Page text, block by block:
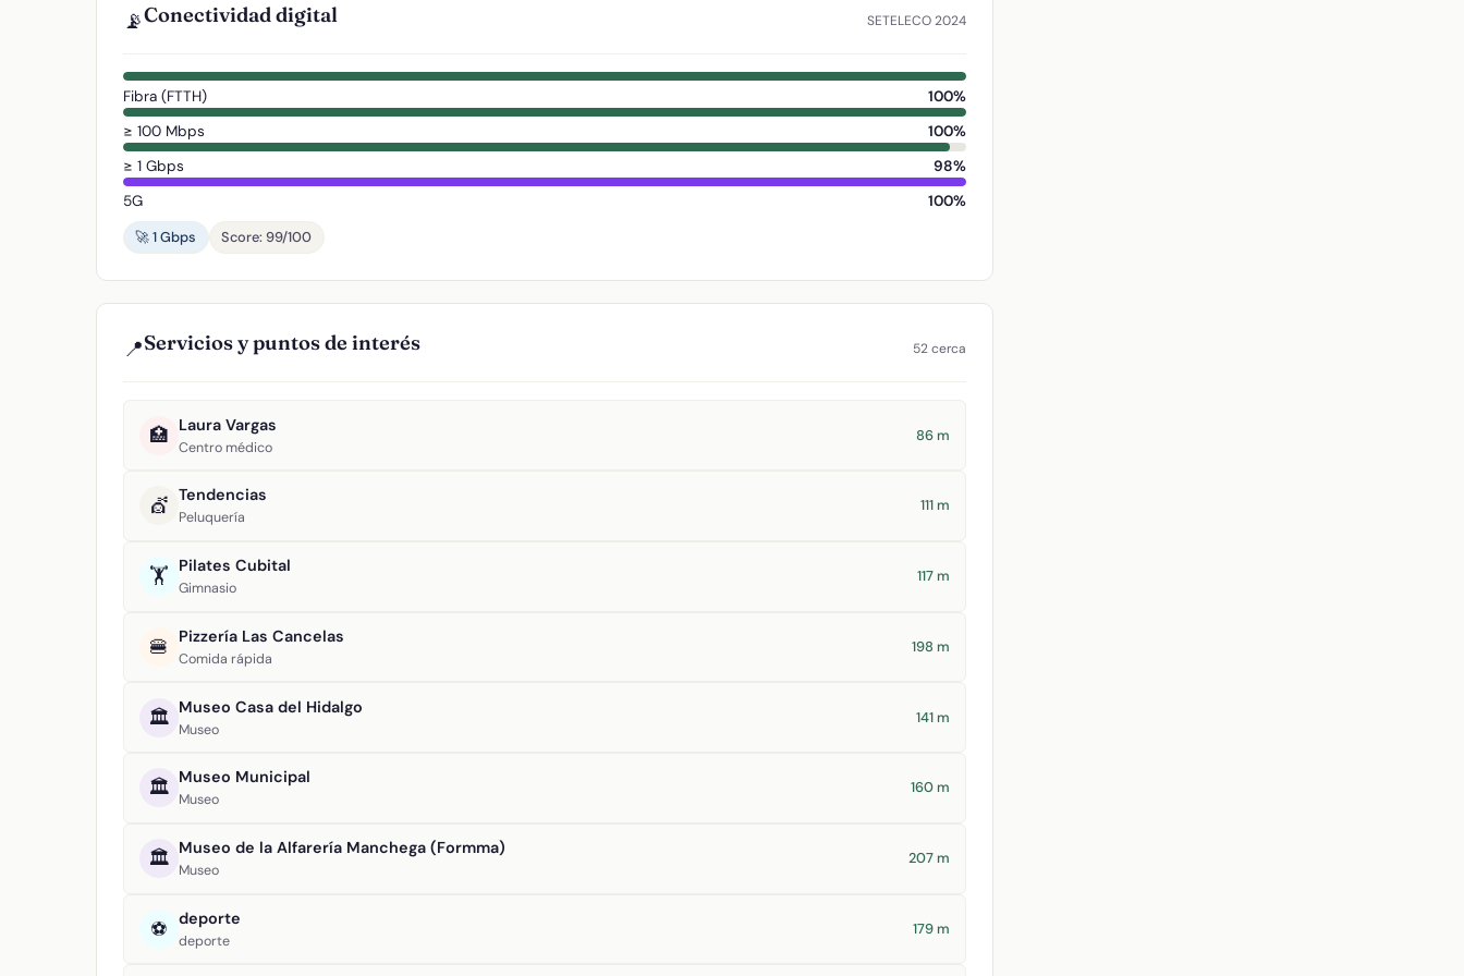
📡Conectividad digital SETELECO 2024
Fibra (FTTH)
100%
≥ 100 Mbps
100%
≥ 1 Gbps
98%
5G
100%
🚀 1 Gbps
Score: 99/100
📍Servicios y puntos de interés 52 cerca
🏥 Laura Vargas
Centro médico
86 m
💇 Tendencias
Peluquería
111 m
🏋️ Pilates Cubital
Gimnasio
117 m
🍔 Pizzería Las Cancelas
Comida rápida
198 m
🏛️ Museo Casa del Hidalgo
Museo
141 m
🏛️ Museo Municipal
Museo
160 m
🏛️ Museo de la Alfarería Manchega (Formma)
Museo
207 m
⚽ deporte
deporte
179 m